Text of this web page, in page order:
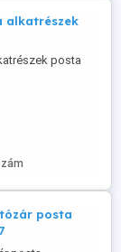
alkatrészek
posta
posta